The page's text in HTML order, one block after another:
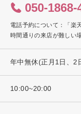
050-1868-
電話予約について：「楽
時間通りの来店が難しい
年中無休(正月1日、2
10:00~20:00